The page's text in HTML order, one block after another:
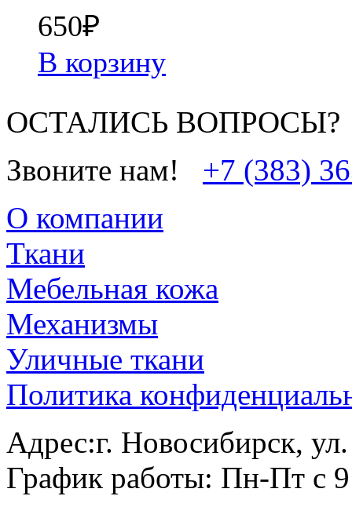
650₽
В корзину
ОСТАЛИСЬ ВОПРОСЫ?
Звоните нам! +7 (383)
О компании
Ткани
Мебельная кожа
Механизмы
Уличные ткани
Политика
Адрес:г. Новосибирск,
График работы: Пн-Пт с